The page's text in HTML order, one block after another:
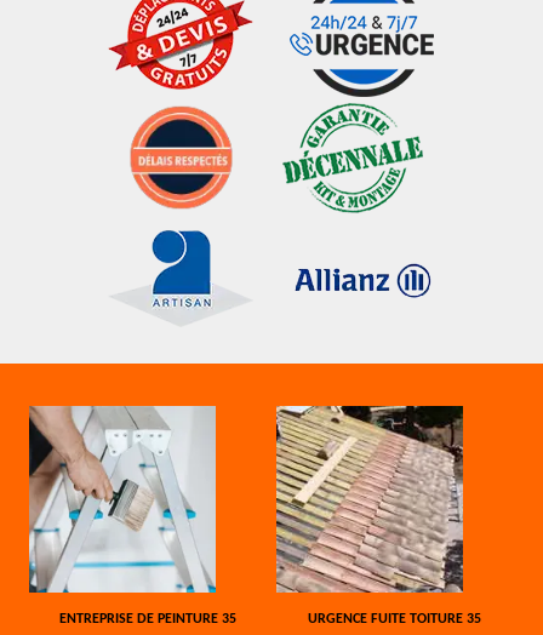
ENTREPRISE DE PEINTURE 35 URGENCE FUITE TOITURE 35